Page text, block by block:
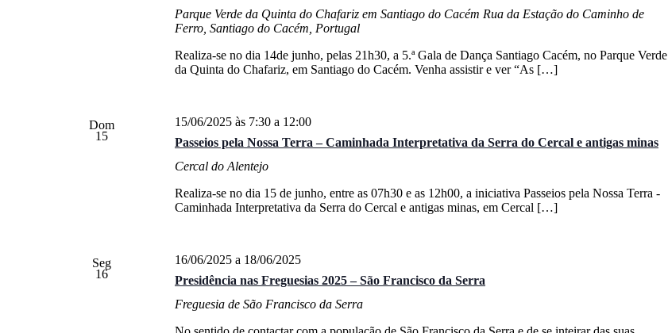
Parque Verde da Quinta do Chafariz em Santiago do Cacém Rua da Estação do Caminho de
Ferro, Santiago do Cacém, Portugal
Realiza-se no dia 14de junho, pelas 21h30, a 5.ª Gala de Dança Santiago Cacém, no Parque Verde
da Quinta do Chafariz, em Santiago do Cacém. Venha assistir e ver “As […]
Dom
15
Passeios pela Nossa Terra – Caminhada Interpretativa da Serra do Cercal e antigas minas
15/06/2025 às 7:30a 12:00
Cercal do Alentejo
Realiza-se no dia 15 de junho, entre as 07h30 e as 12h00, a iniciativa Passeios pela Nossa Terra -
Caminhada Interpretativa da Serra do Cercal e antigas minas, em Cercal […]
Seg
16
Presidência nas Freguesias 2025 – São Francisco da Serra
16/06/2025a 18/06/2025
Freguesia de São Francisco da Serra